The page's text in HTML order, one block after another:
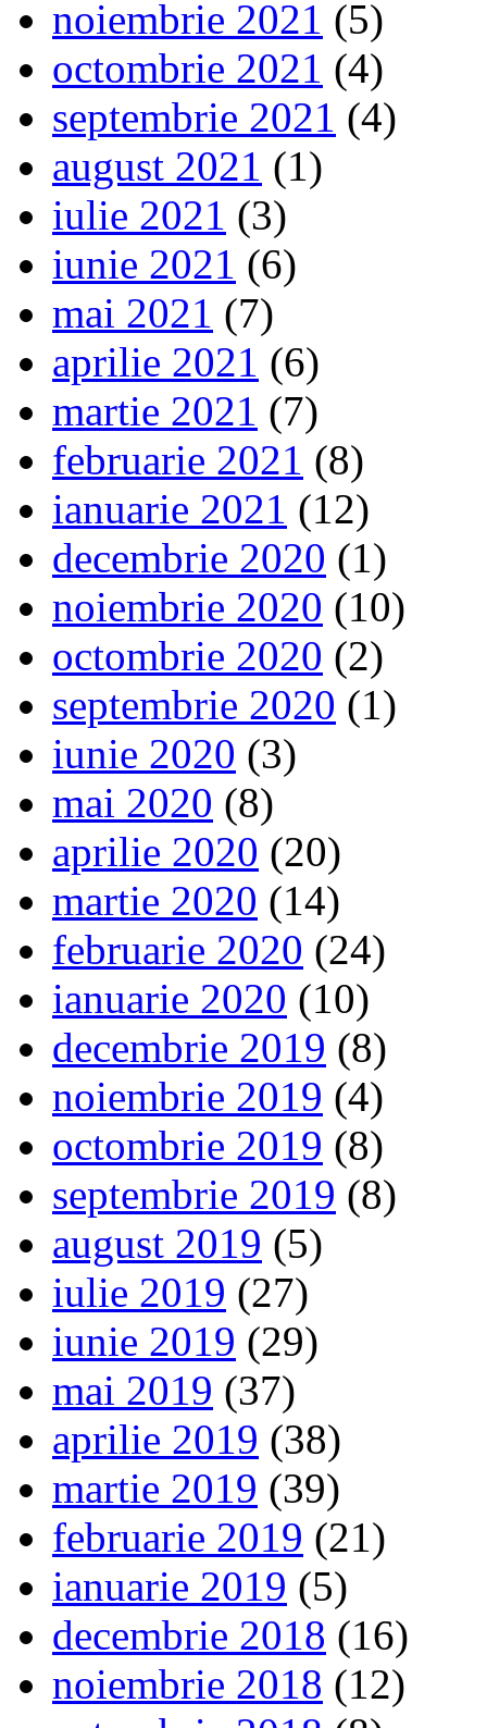
noiembrie 2021 (5)
octombrie 2021 (4)
septembrie 2021 (4)
august 2021 (1)
iulie 2021 (3)
iunie 2021 (6)
mai 2021 (7)
aprilie 2021 (6)
martie 2021 (7)
februarie 2021 (8)
ianuarie 2021 (12)
decembrie 2020 (1)
noiembrie 2020 (10)
octombrie 2020 (2)
septembrie 2020 (1)
iunie 2020 (3)
mai 2020 (8)
aprilie 2020 (20)
martie 2020 (14)
februarie 2020 (24)
ianuarie 2020 (10)
decembrie 2019 (8)
noiembrie 2019 (4)
octombrie 2019 (8)
septembrie 2019 (8)
august 2019 (5)
iulie 2019 (27)
iunie 2019 (29)
mai 2019 (37)
aprilie 2019 (38)
martie 2019 (39)
februarie 2019 (21)
ianuarie 2019 (5)
decembrie 2018 (16)
noiembrie 2018 (12)